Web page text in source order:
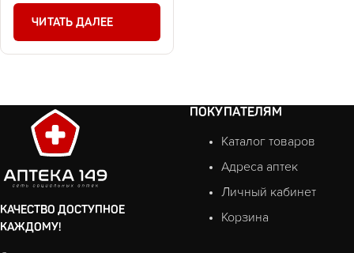
ЧИТАТЬ ДАЛЕЕ
КАЧЕСТВО ДОСТУПНОЕ
КАЖДОМУ!
ПОКУПАТЕЛЯМ
Каталог товаров
Адреса аптек
Личный кабинет
Корзина